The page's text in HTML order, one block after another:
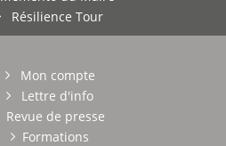
Résilience Tour
Mon compte
Lettre d'info
Revue de presse
Formations